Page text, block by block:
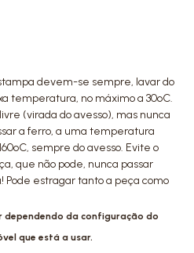
devem-se sempre, lavar do
temperatura, no máximo a 30ºC.
(virada do avesso), mas nunca
a ferro, a uma temperatura
sempre do avesso. Evite o
que não pode, nunca passar
Pode estragar tanto a peça como
da configuração do
que está a usar.